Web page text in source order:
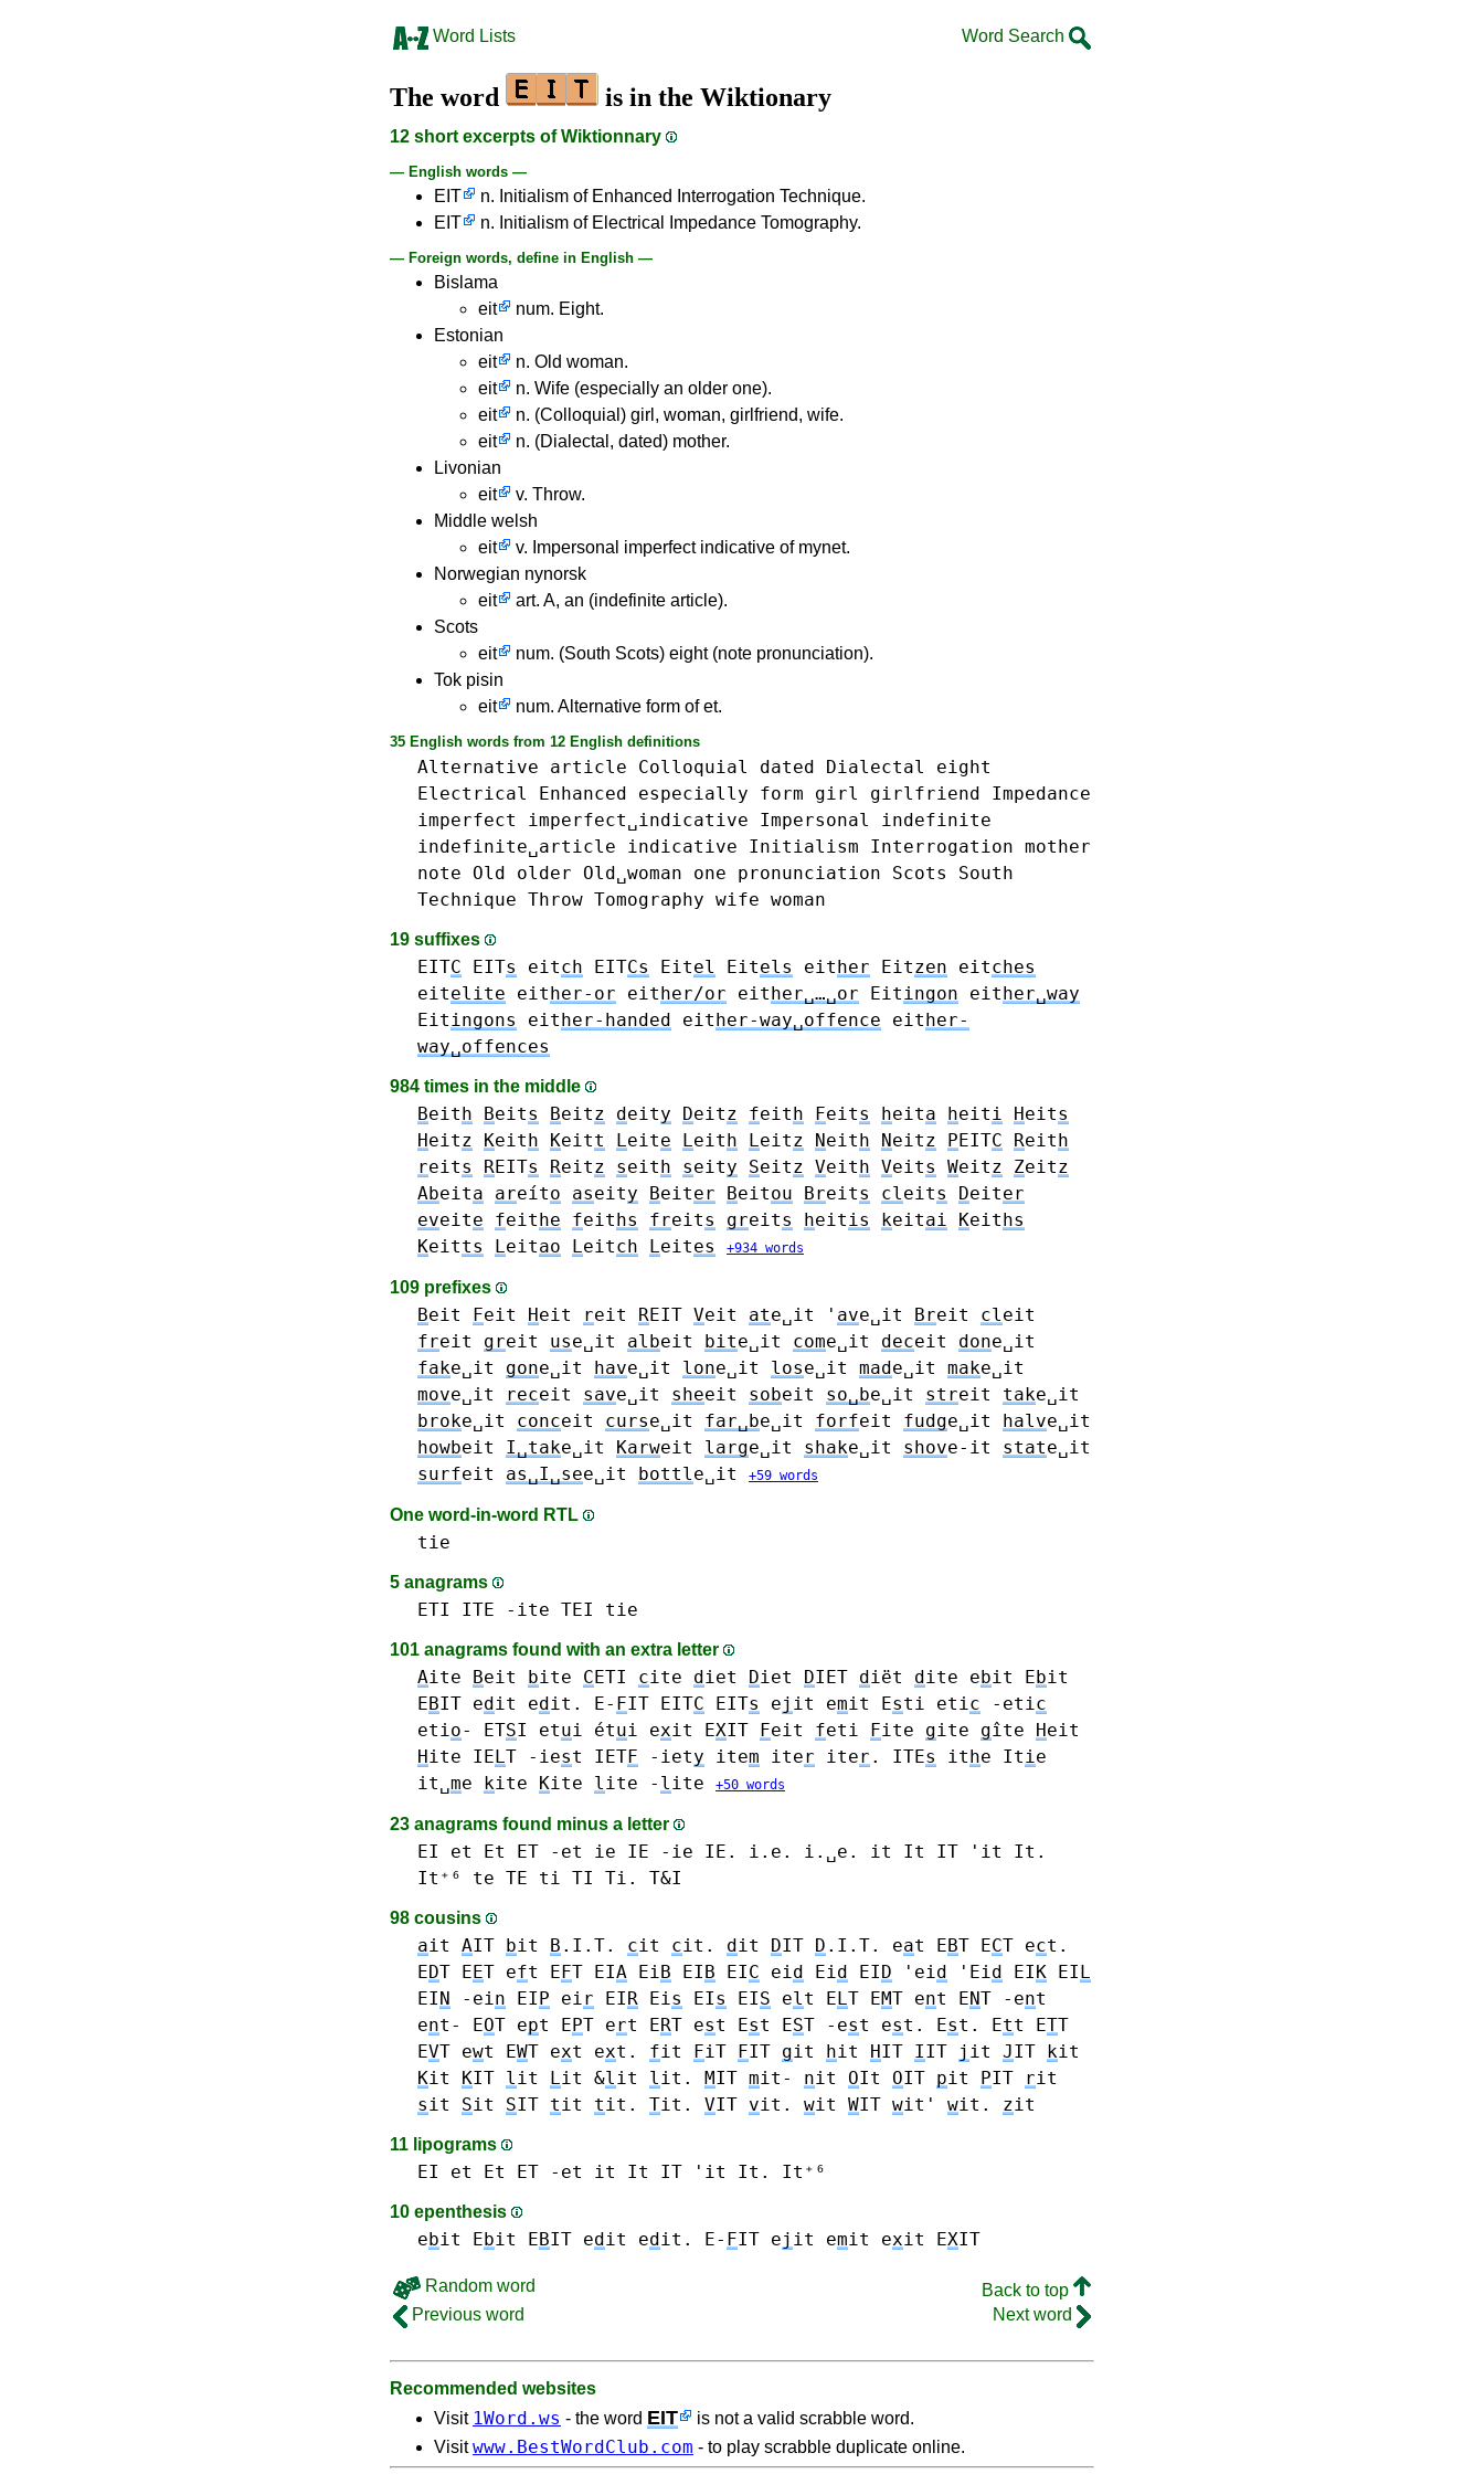
Word Lists Word Search
The word is in the Wiktionary
12 short excerpts of Wiktionnary
— English words —
EIT
n. Initialism of Enhanced Interrogation Technique.
EIT
n. Initialism of Electrical Impedance Tomography.
— Foreign words, define in English —
Bislama
eit
num. Eight.
Estonian
eit
n. Old woman.
eit
n. Wife (especially an older one).
eit
n. (Colloquial) girl, woman, girlfriend, wife.
eit
n. (Dialectal, dated) mother.
Livonian
eit
v. Throw.
Middle welsh
eit
v. Impersonal imperfect indicative of mynet.
Norwegian nynorsk
eit
art. A, an (indefinite article).
Scots
eit
num. (South Scots) eight (note pronunciation).
Tok pisin
eit
num. Alternative form of et.
35 English words from 12 English definitions
Alternative article Colloquial dated Dialectal
eight
Electrical
Enhanced especially form girl girlfriend
Impedance
imperfect
imperfect␣indicative Impersonal
indefinite
indefinite␣article
indicative Initialism Interrogation mother
note
Old older Old␣woman one pronunciation Scots
South
Technique Throw Tomography wife woman
19 suffixes
EITC EITs eitch EITCs Eitel Eitels either Eitzen eitches
eitelite either-or either/or either␣…␣or Eitingon either␣way
Eitingons either-handed either-way␣offence either-
way␣offences
984 times in the middle
Beith Beits Beitz deity Deitz feith Feits heita heiti Heits
Heitz Keith Keitt Leite Leith Leitz Neith Neitz PEITC Reith
reits REITs Reitz seith seity Seitz Veith Veits Weitz Zeitz
Abeita areíto aseity Beiter Beitou Breits cleits Deiter
eveite feithe feiths freits greits heitis keitai Keiths
Keitts Leitao Leitch Leites +934 words
109 prefixes
Beit Feit Heit reit REIT Veit ate␣it ' ave␣it Breit cleit
freit greit use␣it albeit bite␣it come␣it deceit done␣it
fake␣it gone␣it have␣it lone␣it lose␣it made␣it make␣it
move␣it receit save␣it sheeit sobeit so␣be␣it streit take␣it
broke␣it conceit curse␣it far␣be␣it forfeit fudge␣it halve␣it
howbeit I␣take␣it Karweit large␣it shake␣it shove-it state␣it
surfeit as␣I␣see␣it bottle␣it +59 words
One word-in-word RTL
tie
5 anagrams
ETI ITE -ite TEI tie
101 anagrams found with an extra letter
Aite Beit bite CETI cite diet Diet DIET diët dite ebit Ebit
EBIT edit edit. E- FIT EITC EITs ej it emit Esti etic -etic
etio- ETSI etui étui exit EXIT Feit feti Fite gite gîte Heit
Hite IELT -iest IETF -iety item iter iter . ITEs ithe Itie
it␣me kite Kite lite - lite +50 words
23 anagrams found minus a letter
EI et Et ET -et ie IE -ie IE. i.e. i.␣e.
it It IT 'it It.
It⁺⁶
te TE ti TI Ti. T&I
98 cousins
ait AIT bit B .I.T. cit cit. dit DIT D .I.T. eat EBT ECT ect.
EDT EET eft EFT EIA EiB EIB EIC eid Eid EID 'eid 'Eid EIK EIL
EIN -ein EIP eir EIR Eis EIs EIS elt ELT EMT ent ENT -ent
ent- EOT ept EPT ert ERT est Est EST -est est. Est. Ett ETT
EVT ewt EWT ext ext. fit FiT FIT git hit HIT IIT j it JIT kit
Kit KIT lit Lit &lit lit. MIT mit- nit OIt OIT pit PIT rit
sit Sit SIT tit tit. Tit. VIT vit. wit WIT wit' wit. zit
11 lipograms
EI et Et ET -et it It IT 'it It. It⁺⁶
10 epenthesis
ebit Ebit EBIT edit edit. E- FIT ej it emit exit EXIT
Random word
Back to top
Previous word
Next word
Recommended websites
Visit 1Word.ws - the word EIT
is not a valid scrabble word.
Visitwww.BestWordClub.com - to play scrabble duplicate online.